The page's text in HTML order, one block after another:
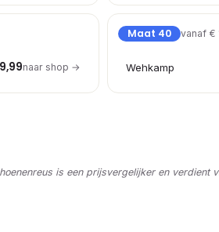
naar shop →
Maat 40 vanaf €
Wehkamp
is een prijsvergelijker en